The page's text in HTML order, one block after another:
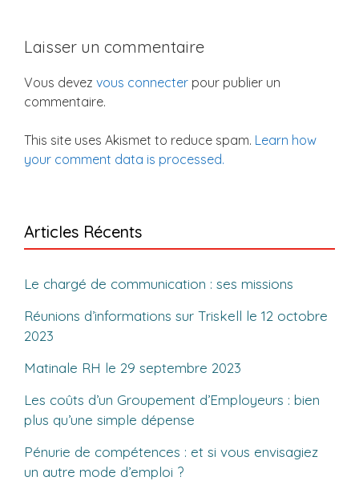
Laisser un commentaire
Vous devez vous connecter pour publier un
commentaire.
This site uses Akismet to reduce spam. Learn how
your comment data is processed.
Articles Récents
Le chargé de communication : ses missions
Réunions d’informations sur Triskell le 12 octobre
2023
Matinale RH le 29 septembre 2023
Les coûts d’un Groupement d’Employeurs : bien
plus qu’une simple dépense
Pénurie de compétences : et si vous envisagiez
un autre mode d’emploi ?